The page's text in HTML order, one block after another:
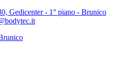
Gedicenter - 1° piano - Brunico